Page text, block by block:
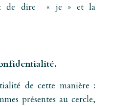
de dire
« je » et la
de cette manière :
présentes au cercle,